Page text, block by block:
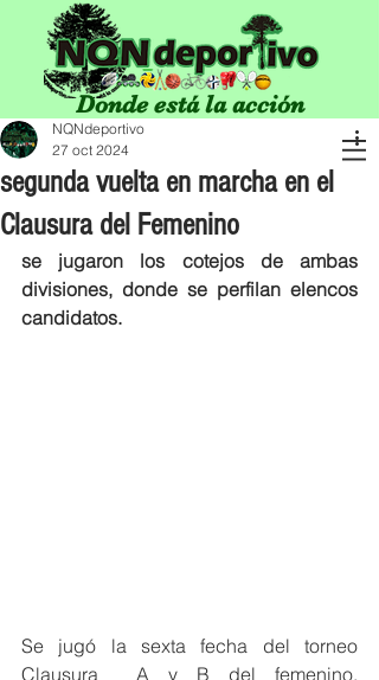
Donde está la acción
segunda vuelta en marcha en el
Clausura del Femenino
NQNdeportivo
27 oct 2024
se jugaron los cotejos de ambas
divisiones, donde se perfilan elencos
candidatos.
Se jugó la sexta fecha del torneo